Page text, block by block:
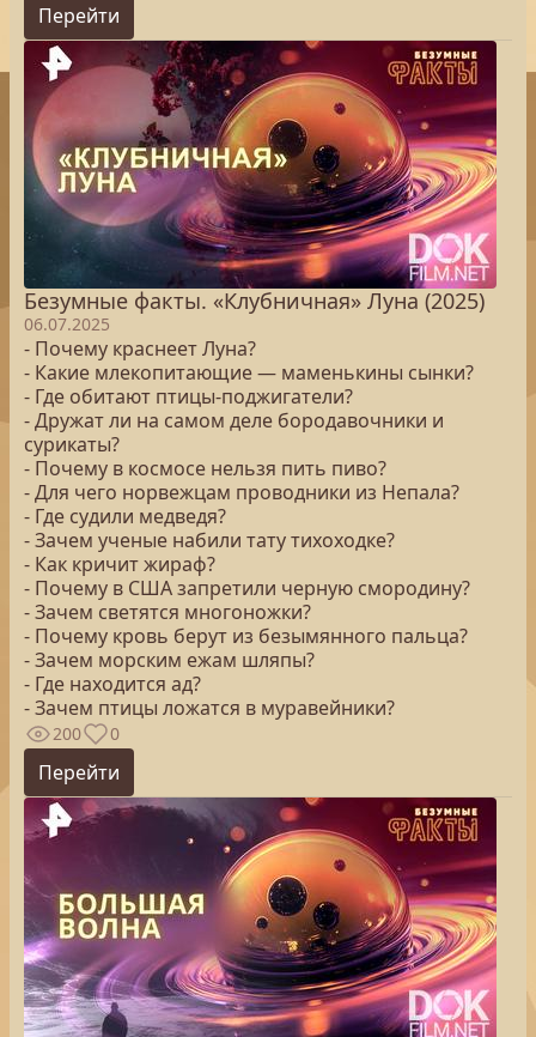
Перейти
Безумные факты. «Клубничная» Луна (2025)
06.07.2025
- Почему краснеет Луна?
- Какие млекопитающие — маменькины сынки?
- Где обитают птицы-поджигатели?
- Дружат ли на самом деле бородавочники и
сурикаты?
- Почему в космосе нельзя пить пиво?
- Для чего норвежцам проводники из Непала?
- Где судили медведя?
- Зачем ученые набили тату тихоходке?
- Как кричит жираф?
- Почему в США запретили черную смородину?
- Зачем светятся многоножки?
- Почему кровь берут из безымянного пальца?
- Зачем морским ежам шляпы?
- Где находится ад?
- Зачем птицы ложатся в муравейники?
200 0
Перейти